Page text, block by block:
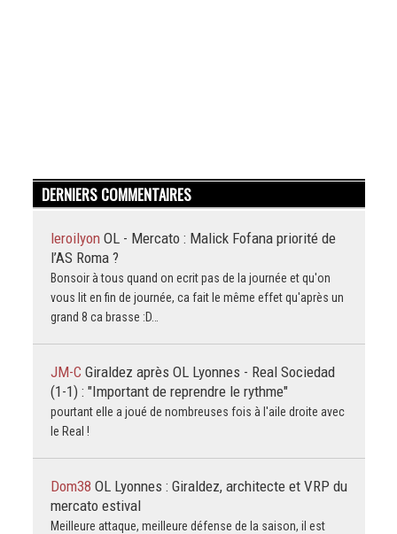
DERNIERS COMMENTAIRES
leroilyon OL - Mercato : Malick Fofana priorité de
l’AS Roma ?
Bonsoir à tous quand on ecrit pas de la journée et qu'on
vous lit en fin de journée, ca fait le même effet qu'après un
grand 8 ca brasse :D…
JM-C Giraldez après OL Lyonnes - Real Sociedad
(1-1) : "Important de reprendre le rythme"
pourtant elle a joué de nombreuses fois à l'aile droite avec
le Real !
Dom38 OL Lyonnes : Giraldez, architecte et VRP du
mercato estival
Meilleure attaque, meilleure défense de la saison, il est